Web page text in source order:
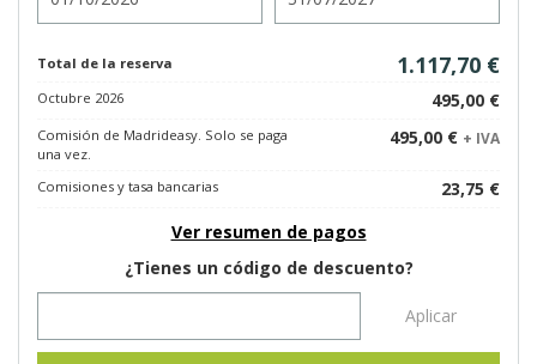
Total de la reserva 1.117,70 €
Octubre 2026 495,00 €
Comisión de Madrideasy. Solo se paga
una vez.
495,00 € + IVA
Comisiones y tasa bancarias
23,75 €
Ver resumen de pagos
¿Tienes un código de descuento?
Aplicar